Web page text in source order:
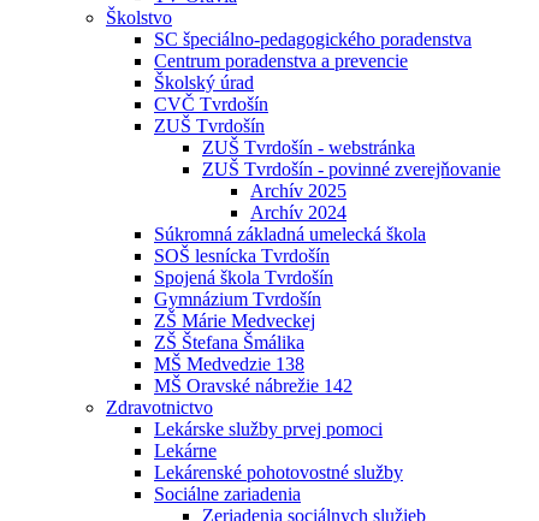
Školstvo
SC špeciálno-pedagogického poradenstva
Centrum poradenstva a prevencie
Školský úrad
CVČ Tvrdošín
ZUŠ Tvrdošín
ZUŠ Tvrdošín - webstránka
ZUŠ Tvrdošín - povinné zverejňovanie
Archív 2025
Archív 2024
Súkromná základná umelecká škola
SOŠ lesnícka Tvrdošín
Spojená škola Tvrdošín
Gymnázium Tvrdošín
ZŠ Márie Medveckej
ZŠ Štefana Šmálika
MŠ Medvedzie 138
MŠ Oravské nábrežie 142
Zdravotnictvo
Lekárske služby prvej pomoci
Lekárne
Lekárenské pohotovostné služby
Sociálne zariadenia
Zeriadenia sociálnych služieb